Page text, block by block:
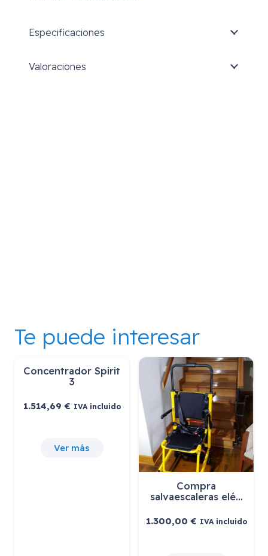
Especificaciones
Valoraciones
Te puede interesar
Concentrador Spirit
3
1.514,69€ IVA incluido
Ver más
Compra
salvaescaleras elé…
1.300,00€ IVA incluido